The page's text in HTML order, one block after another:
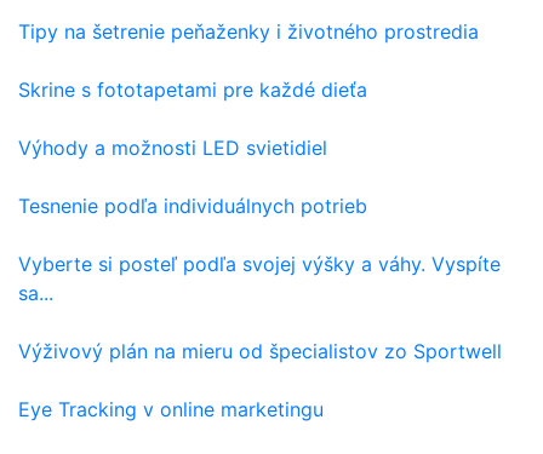
Tipy na šetrenie peňaženky i životného prostredia
Skrine s fototapetami pre každé dieťa
Výhody a možnosti LED svietidiel
Tesnenie podľa individuálnych potrieb
Vyberte si posteľ podľa svojej výšky a váhy. Vyspíte
sa...
Výživový plán na mieru od špecialistov zo Sportwell
Eye Tracking v online marketingu